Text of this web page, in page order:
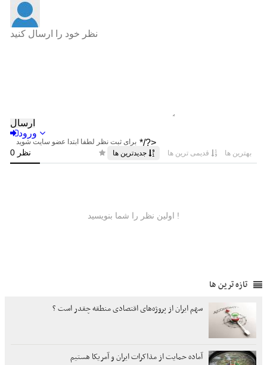
تازه ترین ها
سهم ایران از پروژه‌های اقتصادی منطقه چقدر است ؟
آماده حمایت از مذاکرات ایران و آمریکا هستیم